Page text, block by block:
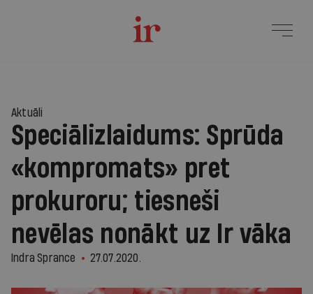
Aktuāli
Speciālizlaidums: Sprūda
«kompromats» pret
prokuroru; tiesneši
nevēlas nonākt uz Ir vāka
Indra Sprance 27.07.2020.